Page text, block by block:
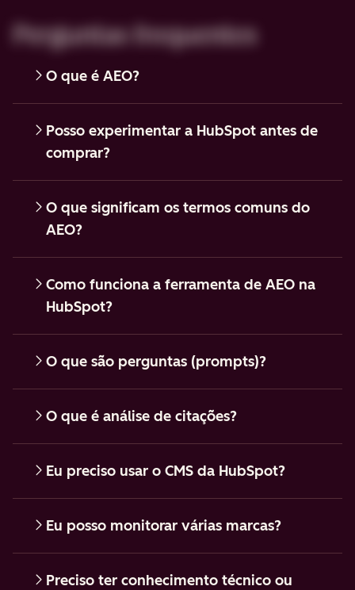
Perguntas frequentes
O que é AEO?
Posso experimentar a HubSpot antes de
comprar?
O que significam os termos comuns do
AEO?
Como funciona a ferramenta de AEO na
HubSpot?
O que são perguntas (prompts)?
O que é análise de citações?
Eu preciso usar o CMS da HubSpot?
Eu posso monitorar várias marcas?
Preciso ter conhecimento técnico ou